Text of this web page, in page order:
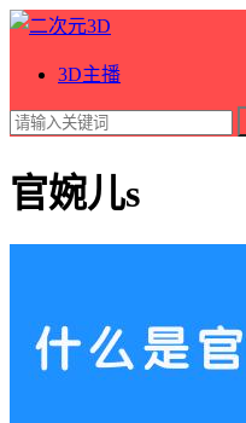
3D主播
官婉儿s